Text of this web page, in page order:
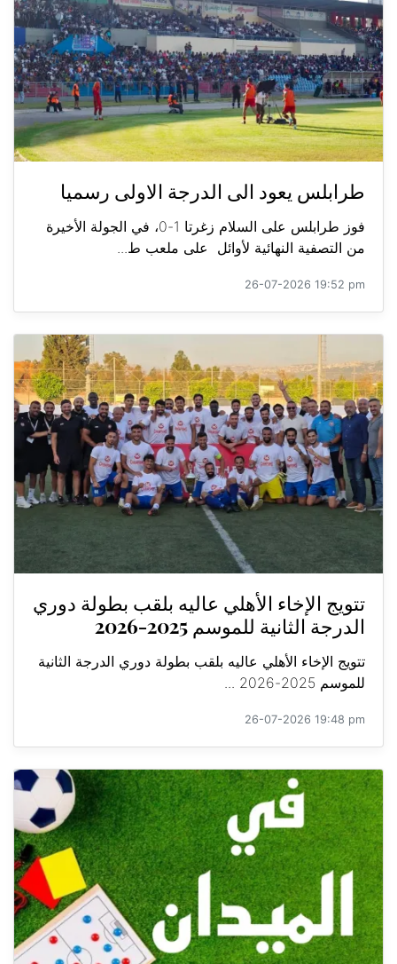
طرابلس يعود الى الدرجة الاولى رسميا
فوز طرابلس على السلام زغرتا 1-0، في الجولة الأخيرة
من التصفية النهائية لأوائل على ملعب ط...
26-07-2026 19:52 pm
تتويج الإخاء الأهلي عاليه بلقب بطولة دوري
الدرجة الثانية للموسم 2025-2026
تتويج الإخاء الأهلي عاليه بلقب بطولة دوري الدرجة الثانية
للموسم 2025-2026 ...
26-07-2026 19:48 pm